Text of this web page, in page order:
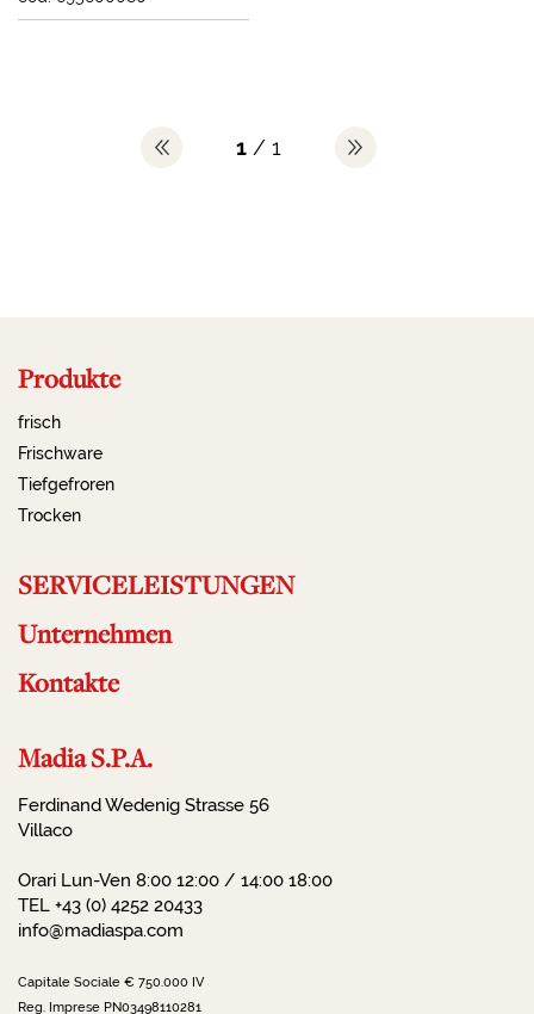
1/ 1
Produkte
frisch
Frischware
Tiefgefroren
Trocken
SERVICELEISTUNGEN
Unternehmen
Kontakte
Madia S.P.A.
Ferdinand Wedenig Strasse 56
Villaco
Orari Lun-Ven 8:00 12:00 / 14:00 18:00
TEL +43 (0) 4252 20433
info@madiaspa.com
Capitale Sociale € 750.000 IV
Reg. Imprese PN03498110281